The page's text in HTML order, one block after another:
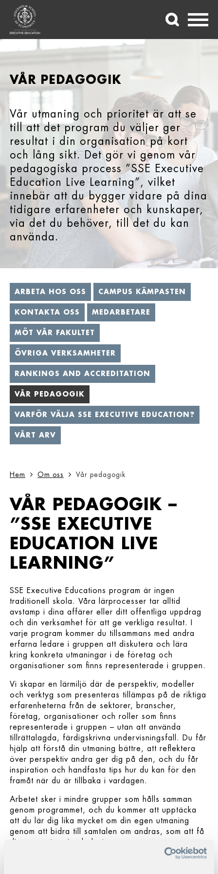
School of
Economics
Executive
VÅR PEDAGOGIK
Vår utmaning och prioritet är att se
till att det program du väljer ger
resultat i din organisation på kort
och lång sikt. Det gör vi genom vår
pedagogiska process ”SSE Executive
Education Live Learning”, vilket
innebär att du bygger vidare på dina
tidigare erfarenheter och kunskaper,
via det du behöver, till det du kan
använda.
ARBETA HOS OSS CAMPUS KÄMPASTEN
KONTAKTA OSS MEDARBETARE
MÖT VÅR FAKULTET
ÖVRIGA VERKSAMHETER
RANKINGS AND ACCREDITATION
VÅR PEDAGOGIK
VARFÖR VÄLJA SSE EXECUTIVE EDUCATION?
VÅRT ARV
Hem Om oss Vår pedagogik
VÅR PEDAGOGIK –
”SSE EXECUTIVE
EDUCATION LIVE
LEARNING”
SSE Executive Educations program är ingen
traditionell skola. Våra lärprocesser tar alltid
avstamp i dina affärer eller ditt offentliga uppdrag
och din verksamhet för att ge verkliga resultat. I
varje program kommer du tillsammans med andra
erfarna ledare i gruppen att diskutera och lära
kring konkreta utmaningar i de företag och
organisationer som ﬁnns representerade i gruppen.
Vi skapar en lärmiljö där de perspektiv, modeller
och verktyg som presenteras tillämpas på de riktiga
erfarenheterna från de sektorer, branscher,
företag, organisationer och roller som ﬁnns
representerade i gruppen – utan att använda
tillrättalagda, färdigskrivna undervisningsfall. Du får
hjälp att förstå din utmaning bättre, att reﬂektera
över perspektiv andra ger dig på den, och du får
inspiration och handfasta tips hur du kan för den
framåt när du är tillbaka i vardagen.
Arbetet sker i mindre grupper som hålls samman
genom programmet, och du kommer att upptäcka
att du lär dig lika mycket om din egen utmaning
genom att bidra till samtalen om andras, som att få
din egen utmaning belyst.